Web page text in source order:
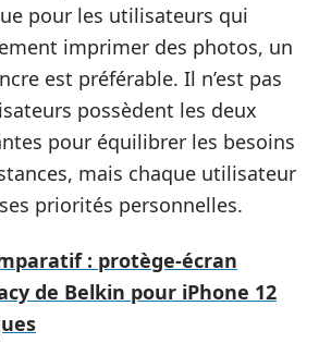
pour les utilisateurs qui
imprimer des photos, un
est préférable. Il n’est pas
possèdent les deux
pour équilibrer les besoins
mais chaque utilisateur
priorités personnelles.
: protège-écran
de Belkin pour iPhone 12